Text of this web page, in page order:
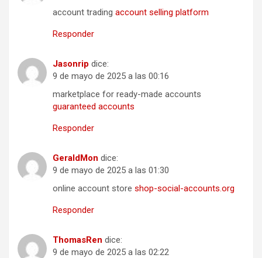
account trading account selling platform
Responder
Jasonrip dice:
9 de mayo de 2025 a las 00:16
marketplace for ready-made accounts
guaranteed accounts
Responder
GeraldMon dice:
9 de mayo de 2025 a las 01:30
online account store shop-social-accounts.org
Responder
ThomasRen dice:
9 de mayo de 2025 a las 02:22